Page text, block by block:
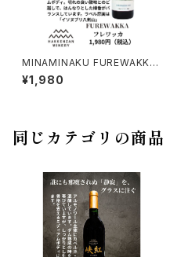
MINAMINAKU FUREWAKKA
(笑顔の私・赤い水）
¥1,980
同じカテゴリの商品